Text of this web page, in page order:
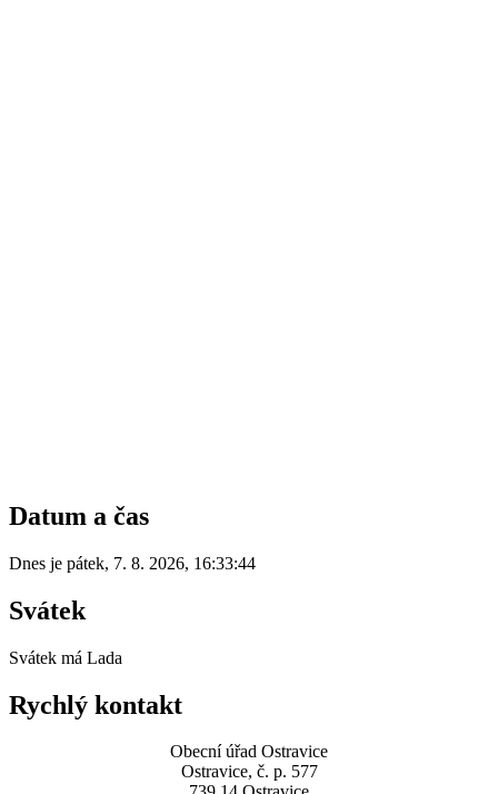
Datum a čas
Dnes je pátek, 7. 8. 2026, 16:33:44
Svátek
Svátek má Lada
Rychlý kontakt
Obecní úřad Ostravice
Ostravice, č. p. 577